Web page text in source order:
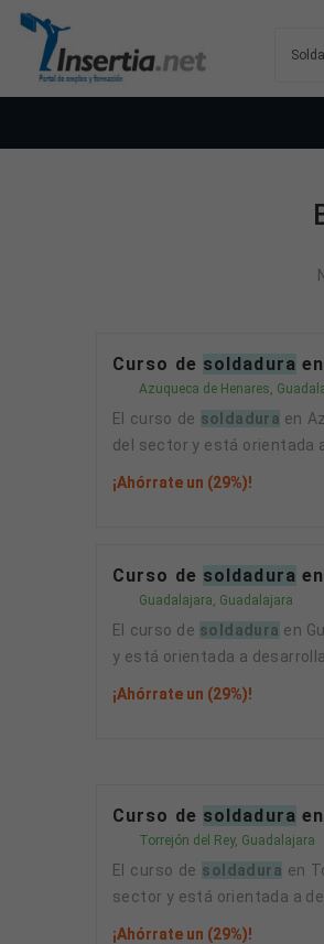
Curso de soldadura
Azuqueca de Henares,
El curso de soldadura en
del sector y está orientada
¡Ahórrate un (29%)!
Curso de soldadura
Guadalajara, Guadalajara
El curso de soldadura en
y está orientada a
¡Ahórrate un (29%)!
Curso de soldadura
Torrejón del Rey, Guadalajara
El curso de soldadura en
sector y está orientada a
¡Ahórrate un (29%)!